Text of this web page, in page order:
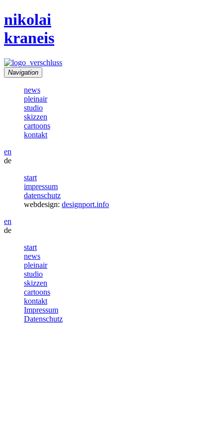
nikolai
kraneis
Navigation
news
pleinair
studio
skizzen
cartoons
kontakt
en
de
start
impressum
datenschutz
webdesign: designport.info
en
de
start
news
pleinair
studio
skizzen
cartoons
kontakt
Impressum
Datenschutz